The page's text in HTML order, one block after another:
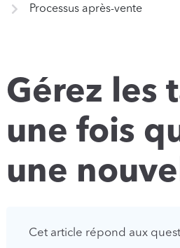
Processus après-vente
Gérez les
une fois
une
Cet article répond aux